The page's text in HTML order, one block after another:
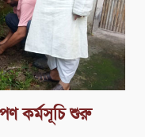
কর্মসূচি শুরু